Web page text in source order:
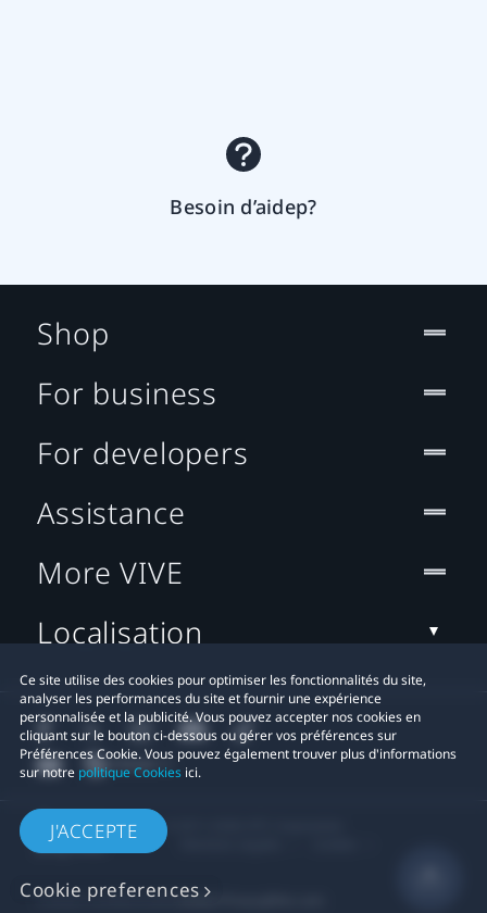
Besoin d’aidep?
Ce site utilise des cookies pour optimiser les fonctionnalités du site,
analyser les performances du site et fournir une expérience
personnalisée et la publicité. Vous pouvez accepter nos cookies en
cliquant sur le bouton ci-dessous ou gérer vos préférences sur
Préférences Cookie. Vous pouvez également trouver plus d'informations
sur notre politique Cookies ici.
J'ACCEPTE
Cookie preferences
Shop
For business
For developers
Assistance
More VIVE
Localisation
© 2011-2026 HTC Corporation
Contact confidentialité:Global-Privacy@htc.com